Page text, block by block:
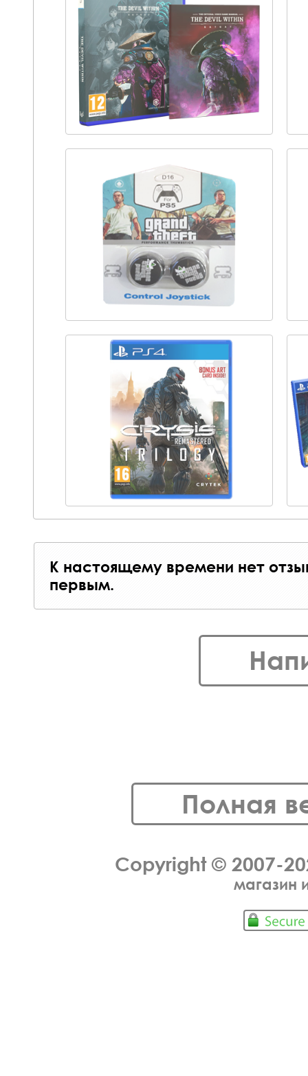
К настоящему времени нет
первым.
Полная
Copyright © 2007-
магазин